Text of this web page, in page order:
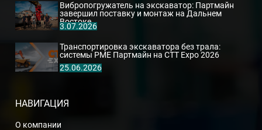
НАВИГАЦИЯ
О компании
Вибропогружатель на экскаватор: Партмайн
завершил поставку и монтаж на Дальнем
Востоке
3.07.2026
Транспортировка экскаватора без трала:
системы PME Партмайн на CTT Expo 2026
25.06.2026